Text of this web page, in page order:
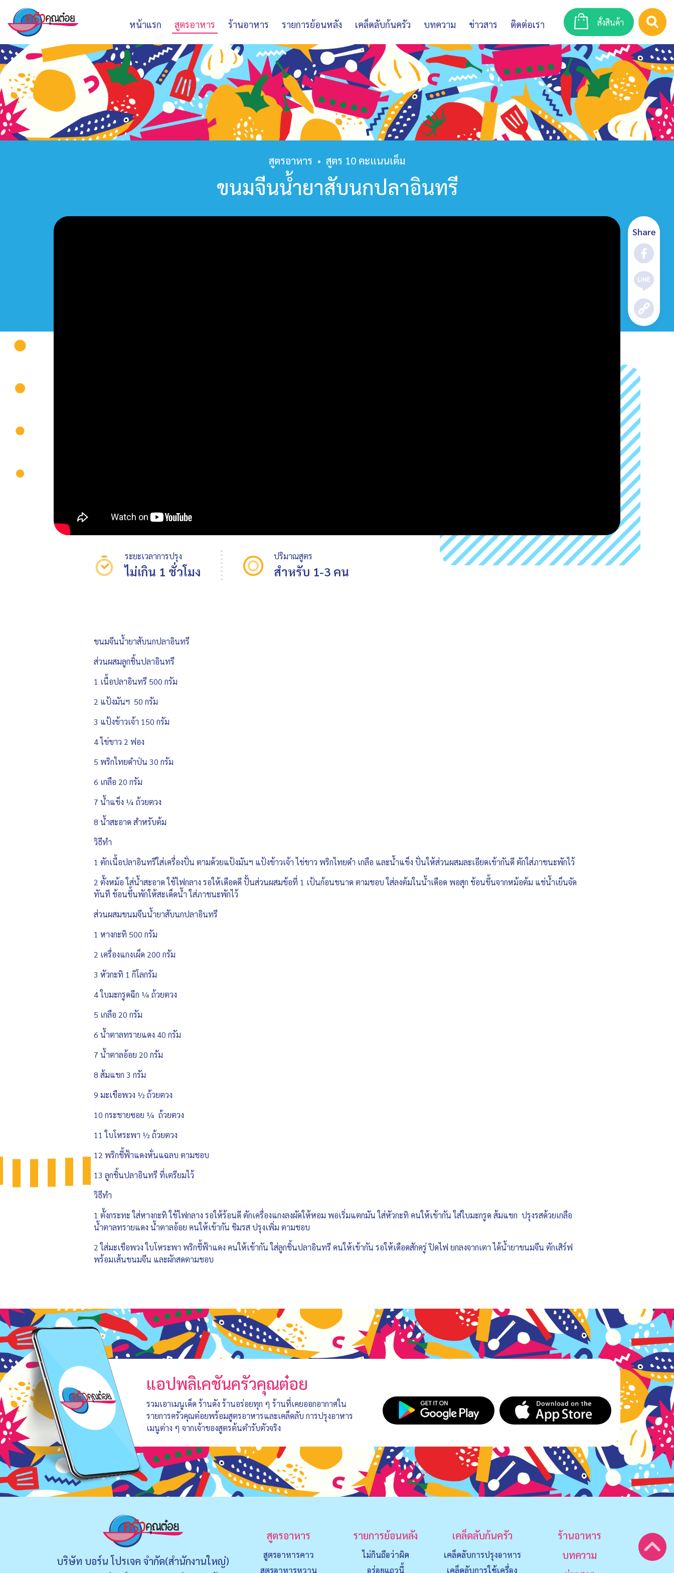
หน้าแรก สูตรอาหาร ร้านอาหาร รายการย้อนหลัง เคล็ดลับก้นครัว บทความ ข่าวสาร ติดต่อเรา สั่งสินค้า
สูตรอาหาร • สูตร 10 คะแนนเต็ม
ขนมจีนน้ำยาสับนกปลาอินทรี
Share
ระยะเวลาการปรุง
ไม่เกิน 1 ชั่วโมง
ปริมาณสูตร
สำหรับ 1-3 คน
ขนมจีนน้ำยาสับนกปลาอินทรี
ส่วนผสมลูกชิ้นปลาอินทรี
1 เนื้อปลาอินทรี 500 กรัม
2 แป้งมันฯ 50 กรัม
3 แป้งข้าวเจ้า 150 กรัม
4 ไข่ขาว 2 ฟอง
5 พริกไทยดำป่น 30 กรัม
6 เกลือ 20 กรัม
7 น้ำแข็ง ¼ ถ้วยตวง
8 น้ำสะอาด สำหรับต้ม
วิธีทำ
1 ตักเนื้อปลาอินทรีใส่เครื่องปั่น ตามด้วยแป้งมันฯ แป้งข้าวเจ้า ไข่ขาว พริกไทยดำ เกลือ และน้ำแข็ง ปั่นให้ส่วนผสมละเอียดเข้ากันดี ตักใส่ภาชนะพักไว้
2 ตั้งหม้อ ใส่น้ำสะอาด ใช้ไฟกลาง รอให้เดือดดี ปั้นส่วนผสมข้อที่ 1 เป้นก้อนขนาด ตามชอบ ใส่ลงต้มในน้ำเดือด พอสุก ช้อนขึ้นจากหม้อต้ม แช่น้ำเย็นจัด
ทันที ช้อนขึ้นพักให้สะเด็ดน้ำ ใส่ภาชนะพักไว้
ส่วนผสมขนมจีนน้ำยาสับนกปลาอินทรี
1 หางกะทิ 500 กรัม
2 เครื่องแกงเผ็ด 200 กรัม
3 หัวกะทิ 1 กิโลกรัม
4 ใบมะกรูดฉีก ¼ ถ้วยตวง
5 เกลือ 20 กรัม
6 น้ำตาลทรายแดง 40 กรัม
7 น้ำตาลอ้อย 20 กรัม
8 ส้มแขก 3 กรัม
9 มะเขือพวง ½ ถ้วยตวง
10 กระชายซอย ¼ ถ้วยตวง
11 ใบโหระพา ½ ถ้วยตวง
12 พริกชี้ฟ้าแดงหั่นแฉลบ ตามชอบ
13 ลูกชิ้นปลาอินทรี ที่เตรียมไว้
วิธีทำ
1 ตั้งกระทะ ใส่หางกะทิ ใช้ไฟกลาง รอให้ร้อนดี ตักเครื่องแกงลงผัดให้หอม พอเริ่มแตกมัน ใส่หัวกะทิ คนให้เข้ากัน ใส่ใบมะกรูด ส้มแขก ปรุงรสด้วยเกลือ
น้ำตาลทรายแดง น้ำตาลอ้อย คนให้เข้ากัน ชิมรส ปรุงเพิ่ม ตามชอบ
2 ใส่มะเขือพวง ใบโหระพา พริกขี้ฟ้าแดง คนให้เข้ากัน ใส่ลูกชิ้นปลาอินทรี คนให้เข้ากัน รอให้เดือดสักครู่ ปิดไฟ ยกลงจากเตา ได้น้ำยาขนมจีน ตักเสิร์ฟ
พร้อมเส้นขนมจีน และผักสดตามชอบ
แอปพลิเคชันครัวคุณต๋อย
รวมเอาเมนูเด็ด ร้านดัง ร้านอร่อยทุก ๆ ร้านที่เคยออกอากาศใน
รายการครัวคุณต๋อยพร้อมสูตรอาหารและเคล็ดลับ การปรุงอาหาร
เมนูต่าง ๆ จากเจ้าของสูตรต้นตำรับตัวจริง
บริษัท บอร์น โปรเจค จำกัด(สำนักงานใหญ่)
สูตรอาหาร
สูตรอาหารคาว
สูตรอาหารหวาน
รายการย้อนหลัง
ไม่กินถือว่าผิด
อร่อยแถวนี้
เคล็ดลับก้นครัว
เคล็ดลับการปรุงอาหาร
เคล็ดลับการใช้เครื่อง
ร้านอาหาร
บทความ